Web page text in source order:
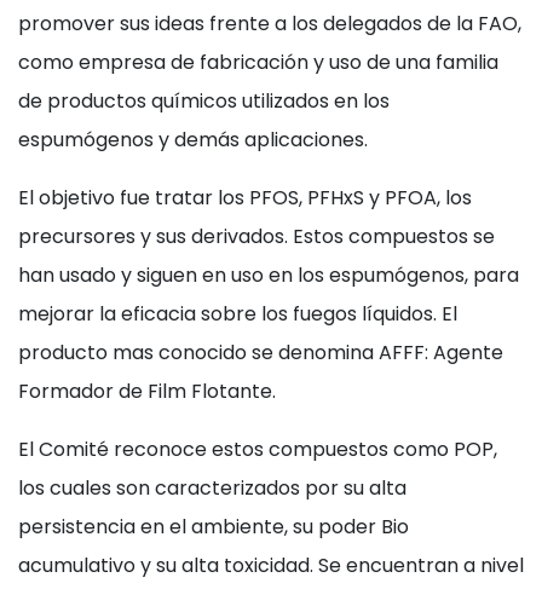
promover sus ideas frente a los delegados de la FAO,
como empresa de fabricación y uso de una familia
de productos químicos utilizados en los
espumógenos y demás aplicaciones.
El objetivo fue tratar los PFOS, PFHxS y PFOA, los
precursores y sus derivados. Estos compuestos se
han usado y siguen en uso en los espumógenos, para
mejorar la eficacia sobre los fuegos líquidos. El
producto mas conocido se denomina AFFF: Agente
Formador de Film Flotante.
El Comité reconoce estos compuestos como POP,
los cuales son caracterizados por su alta
persistencia en el ambiente, su poder Bio
acumulativo y su alta toxicidad. Se encuentran a nivel